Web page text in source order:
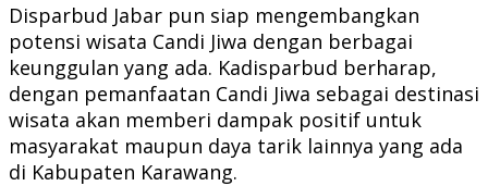
Disparbud Jabar pun siap mengembangkan
potensi wisata Candi Jiwa dengan berbagai
keunggulan yang ada. Kadisparbud berharap,
dengan pemanfaatan Candi Jiwa sebagai destinasi
wisata akan memberi dampak positif untuk
masyarakat maupun daya tarik lainnya yang ada
di Kabupaten Karawang.